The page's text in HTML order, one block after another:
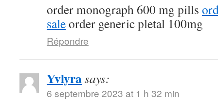
order monograph 600 mg pills
saleorder generic pletal 100mg
Répondre
Yvlyrasays:
6 septembre 2023 at 1 h 32 min